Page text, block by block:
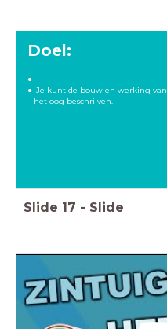
Doel:
Je kunt de bouw en werking van
het oog beschrijven.
Slide 17 - Slide